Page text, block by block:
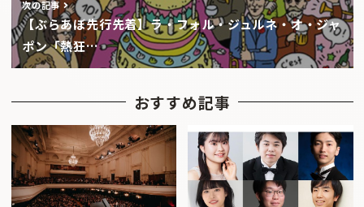
次の記事
【ぶらあぼ先行先着】ラ・フォル・ジュルネ・オ・ジャ
ポン「熱狂…
おすすめ記事